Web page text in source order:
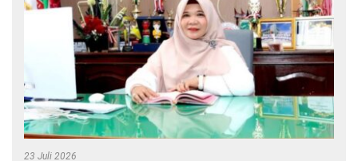
23 Juli 2026